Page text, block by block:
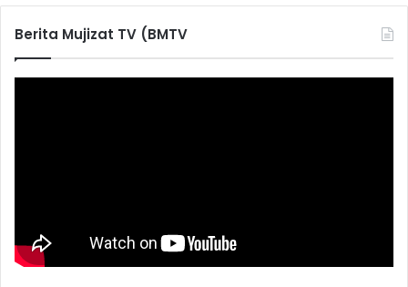
f
o
Berita Mujizat TV (BMTV